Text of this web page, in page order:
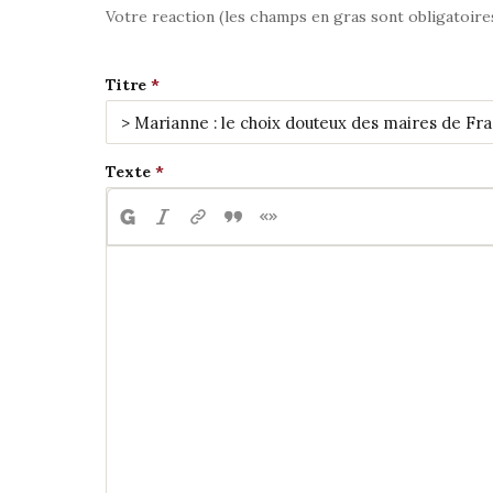
Votre reaction (les champs en gras sont
Titre
Texte